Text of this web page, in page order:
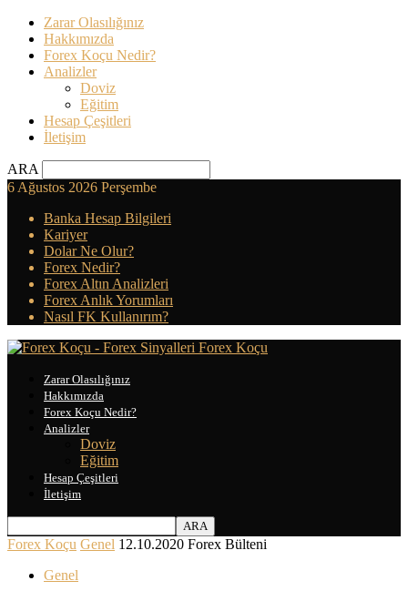
Zarar Olasılığınız
Hakkımızda
Forex Koçu Nedir?
Analizler
Doviz
Eğitim
Hesap Çeşitleri
İletişim
ARA
6 Ağustos 2026 Perşembe
Banka Hesap Bilgileri
Kariyer
Dolar Ne Olur?
Forex Nedir?
Forex Altın Analizleri
Forex Anlık Yorumları
Nasıl FK Kullanırım?
Forex Koçu
Zarar Olasılığınız
Hakkımızda
Forex Koçu Nedir?
Analizler
Doviz
Eğitim
Hesap Çeşitleri
İletişim
Forex Koçu Genel 12.10.2020 Forex Bülteni
Genel